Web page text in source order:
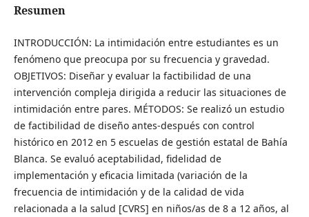
Resumen
INTRODUCCIÓN: La intimidación entre estudiantes es un
fenómeno que preocupa por su frecuencia y gravedad.
OBJETIVOS: Diseñar y evaluar la factibilidad de una
intervención compleja dirigida a reducir las situaciones de
intimidación entre pares. MÉTODOS: Se realizó un estudio
de factibilidad de diseño antes-después con control
histórico en 2012 en 5 escuelas de gestión estatal de Bahía
Blanca. Se evaluó aceptabilidad, fidelidad de
implementación y eficacia limitada (variación de la
frecuencia de intimidación y de la calidad de vida
relacionada a la salud [CVRS] en niños/as de 8 a 12 años, al